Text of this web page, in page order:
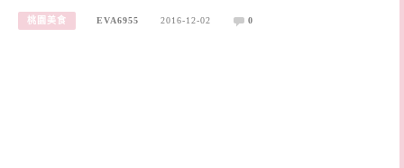
桃園美食 EVA6955 2016-12-02 0